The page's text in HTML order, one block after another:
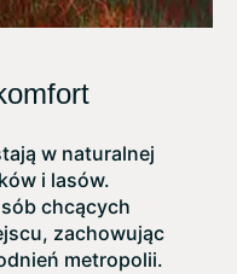
w naturalnej
i lasów.
chcących
zachowując
metropolii.